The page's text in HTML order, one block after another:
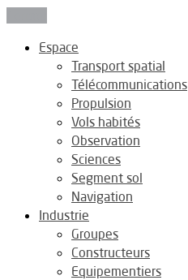
Espace
Transport spatial
Télécommunications
Propulsion
Vols habités
Observation
Sciences
Segment sol
Navigation
Industrie
Groupes
Constructeurs
Equipementiers